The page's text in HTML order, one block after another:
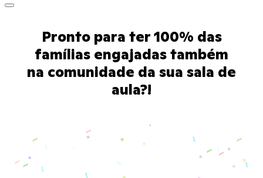
Pronto para ter 100% das
famílias engajadas também
na comunidade da sua sala de
aula?!